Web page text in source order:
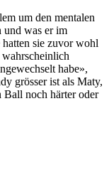
um den mentalen
und was er im
sie zuvor wohl
habe»,
grösser ist als Maty,
Ball noch härter oder